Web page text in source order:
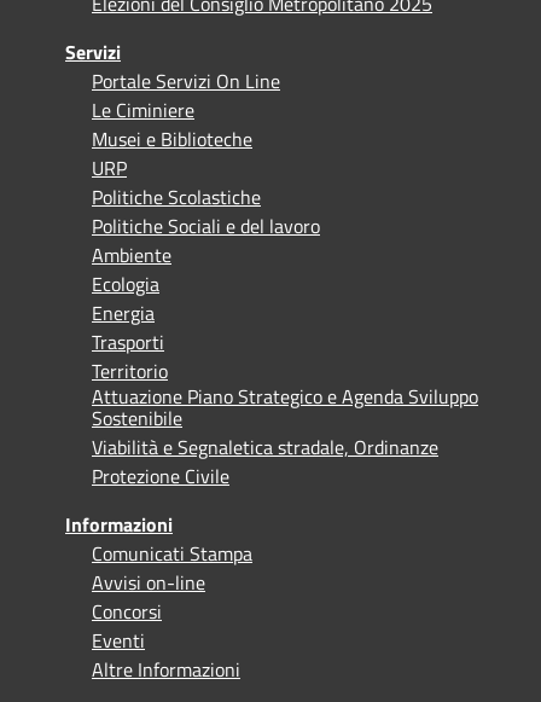
Servizi
Portale Servizi On Line
Le Ciminiere
Musei e Biblioteche
URP
Politiche Scolastiche
Politiche Sociali e del lavoro
Ambiente
Ecologia
Energia
Trasporti
Territorio
Attuazione Piano Strategico e Agenda Sviluppo
Sostenibile
Viabilità e Segnaletica stradale, Ordinanze
Protezione Civile
Informazioni
Comunicati Stampa
Avvisi on-line
Concorsi
Eventi
Altre Informazioni